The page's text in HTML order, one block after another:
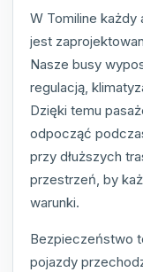
W Tomiline
jest
Nasze busy
regulacją,
Dzięki temu
odpocząć
przy dłuższych
przestrzeń, by
warunki.
Bezpieczeństwo
pojazdy